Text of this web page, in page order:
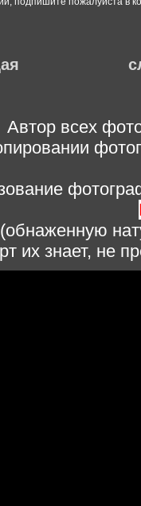
Автор всех
их знает, не